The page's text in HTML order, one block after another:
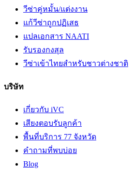
วีซ่าคู่หมั้น/แต่งงาน
แก้วีซ่าถูกปฏิเสธ
แปลเอกสาร NAATI
รับรองกงสุล
วีซ่าเข้าไทยสำหรับชาวต่างชาติ
บริษัท
เกี่ยวกับ iVC
เสียงตอบรับลูกค้า
พื้นที่บริการ 77 จังหวัด
คำถามที่พบบ่อย
Blog